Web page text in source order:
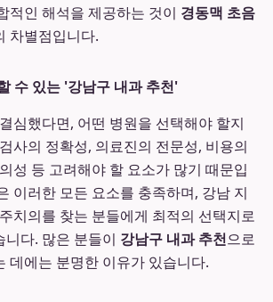
적인 해석을 제공하는 것이 경동맥 초음
차별점입니다.
수 있는 '강남구 내과 추천'
심했다면, 어떤 병원을 선택해야 할지
사의 정확성, 의료진의 전문성, 비용의
성 등 고려해야 할 요소가 많기 때문입
이러한 모든 요소를 충족하며, 강남 지
치의를 찾는 분들에게 최적의 선택지로
다. 많은 분들이 강남구 내과 추천으로
데에는 분명한 이유가 있습니다.